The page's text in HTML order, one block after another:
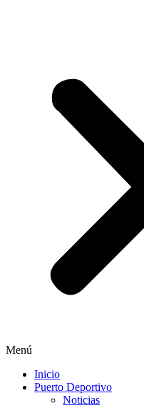
Menú
Inicio
Puerto Deportivo
Noticias